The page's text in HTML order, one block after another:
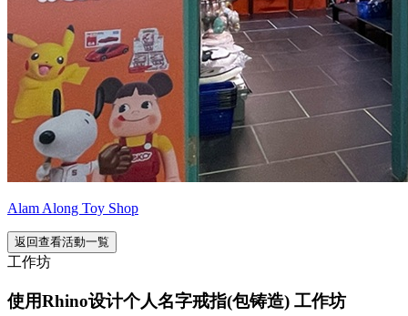
Alam Along Toy Shop
返回查看活動一覧
工作坊
使用Rhino设计个人名字戒指(包铸造) 工作坊